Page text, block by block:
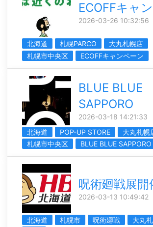
ECOFFキャ
2026-03-26 10:32:56
北海道 札幌PARCO
大丸札幌店
札幌市中央区
ECOFFキャンペーン
BLUE BLUE
SAPPORO
2026-03-18 14:21:33
北海道
POP-UP STORE
大丸札幌
札幌市中央区
BLUE BLUE SAPPORO
呪術廻戦展開
2026-03-13 10:49:42
北海道 札幌市 呪術廻戦
大丸